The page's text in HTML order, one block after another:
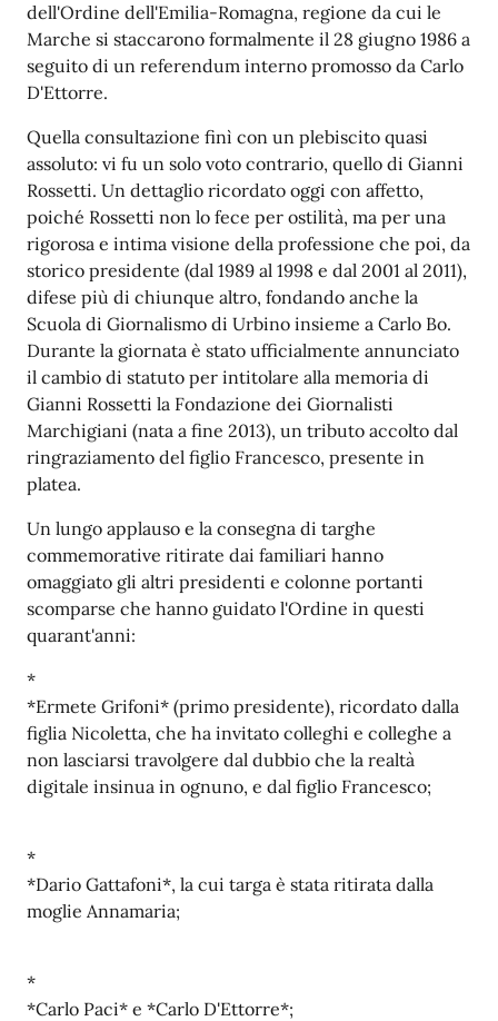
dell'Ordine dell'Emilia-Romagna, regione da cui le
Marche si staccarono formalmente il 28 giugno 1986 a
seguito di un referendum interno promosso da Carlo
D'Ettorre.
Quella consultazione finì con un plebiscito quasi
assoluto: vi fu un solo voto contrario, quello di Gianni
Rossetti. Un dettaglio ricordato oggi con affetto,
poiché Rossetti non lo fece per ostilità, ma per una
rigorosa e intima visione della professione che poi, da
storico presidente (dal 1989 al 1998 e dal 2001 al 2011),
difese più di chiunque altro, fondando anche la
Scuola di Giornalismo di Urbino insieme a Carlo Bo.
Durante la giornata è stato ufficialmente annunciato
il cambio di statuto per intitolare alla memoria di
Gianni Rossetti la Fondazione dei Giornalisti
Marchigiani (nata a fine 2013), un tributo accolto dal
ringraziamento del figlio Francesco, presente in
platea.
Un lungo applauso e la consegna di targhe
commemorative ritirate dai familiari hanno
omaggiato gli altri presidenti e colonne portanti
scomparse che hanno guidato l'Ordine in questi
quarant'anni:
*
*Ermete Grifoni* (primo presidente), ricordato dalla
figlia Nicoletta, che ha invitato colleghi e colleghe a
non lasciarsi travolgere dal dubbio che la realtà
digitale insinua in ognuno, e dal figlio Francesco;
*
*Dario Gattafoni*, la cui targa è stata ritirata dalla
moglie Annamaria;
*
*Carlo Paci* e *Carlo D'Ettorre*;